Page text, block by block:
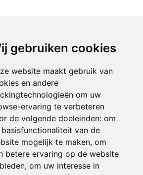
gebruiken cookies
website maakt gebruik van
en andere
om uw
ervaring te verbeteren
de volgende doeleinden: om
van de
mogelijk te maken, om
betere ervaring op de website
, om uw interesse in